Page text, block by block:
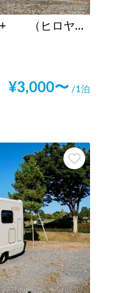
HIROYAJIテラス FOREST+ （ヒロヤジテラス フォレストプラス）
¥3,000〜 /1泊